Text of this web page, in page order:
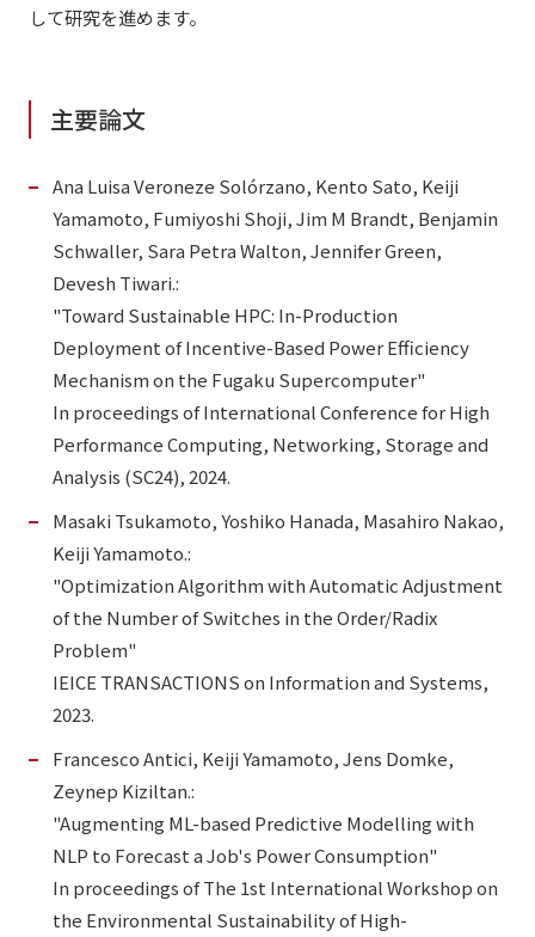
して研究を進めます。
主要論文
Ana Luisa Veroneze Solórzano, Kento Sato, Keiji
Yamamoto, Fumiyoshi Shoji, Jim M Brandt, Benjamin
Schwaller, Sara Petra Walton, Jennifer Green,
Devesh Tiwari.:
"Toward Sustainable HPC: In-Production
Deployment of Incentive-Based Power Efficiency
Mechanism on the Fugaku Supercomputer"
In proceedings of International Conference for High
Performance Computing, Networking, Storage and
Analysis (SC24), 2024.
Masaki Tsukamoto, Yoshiko Hanada, Masahiro Nakao,
Keiji Yamamoto.:
"Optimization Algorithm with Automatic Adjustment
of the Number of Switches in the Order/Radix
Problem"
IEICE TRANSACTIONS on Information and Systems,
2023.
Francesco Antici, Keiji Yamamoto, Jens Domke,
Zeynep Kiziltan.:
"Augmenting ML-based Predictive Modelling with
NLP to Forecast a Job's Power Consumption"
In proceedings of The 1st International Workshop on
the Environmental Sustainability of High-